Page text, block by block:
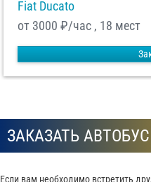
Fiat Ducato
от 3000 ₽/час , 18 мест
ЗАКАЗАТЬ
Если вам необходимо встретить